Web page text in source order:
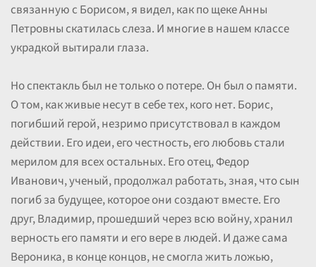
связанную с Борисом, я видел, как по щеке Анны
Петровны скатилась слеза. И многие в нашем классе
украдкой вытирали глаза.
Но спектакль был не только о потере. Он был о памяти.
О том, как живые несут в себе тех, кого нет. Борис,
погибший герой, незримо присутствовал в каждом
действии. Его идеи, его честность, его любовь стали
мерилом для всех остальных. Его отец, Федор
Иванович, ученый, продолжал работать, зная, что сын
погиб за будущее, которое они создают вместе. Его
друг, Владимир, прошедший через всю войну, хранил
верность его памяти и его вере в людей. И даже сама
Вероника, в конце концов, не смогла жить ложью,